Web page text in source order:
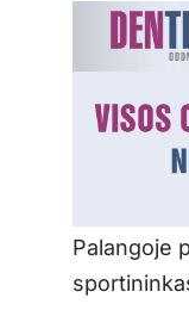
Palangoje